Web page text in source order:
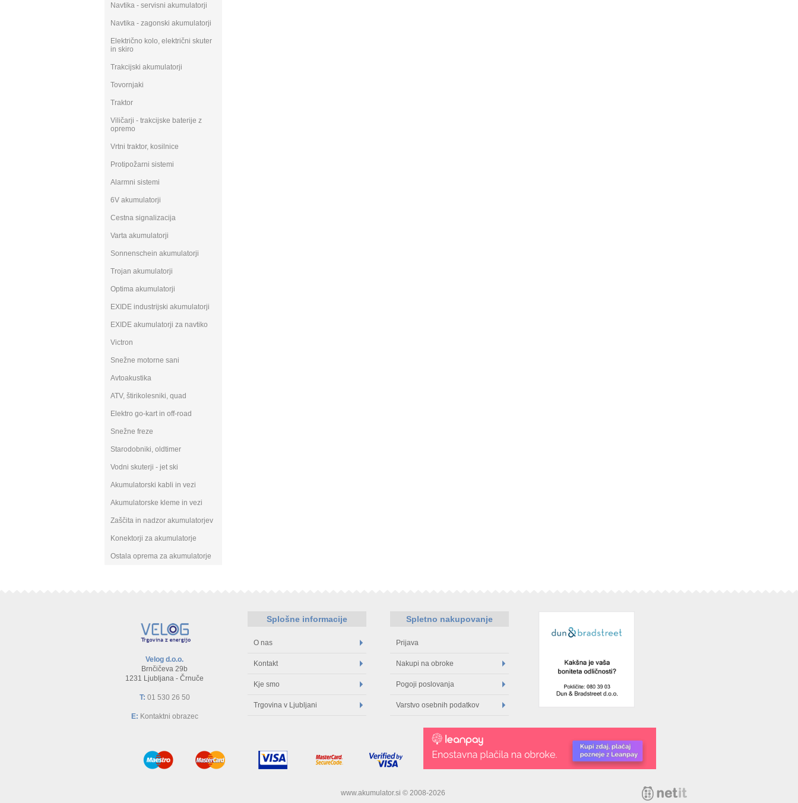
Navtika - servisni akumulatorji
Navtika - zagonski akumulatorji
Električno kolo, električni skuter
in skiro
Trakcijski akumulatorji
Tovornjaki
Traktor
Viličarji - trakcijske baterije z
opremo
Vrtni traktor, kosilnice
Protipožarni sistemi
Alarmni sistemi
6V akumulatorji
Cestna signalizacija
Varta akumulatorji
Sonnenschein akumulatorji
Trojan akumulatorji
Optima akumulatorji
EXIDE industrijski akumulatorji
EXIDE akumulatorji za navtiko
Victron
Snežne motorne sani
Avtoakustika
ATV, štirikolesniki, quad
Elektro go-kart in off-road
Snežne freze
Starodobniki, oldtimer
Vodni skuterji - jet ski
Akumulatorski kabli in vezi
Akumulatorske kleme in vezi
Zaščita in nadzor akumulatorjev
Konektorji za akumulatorje
Ostala oprema za akumulatorje
Velog d.o.o.
Brnčičeva 29b
1231 Ljubljana - Črnuče
T: 01 530 26 50
E: Kontaktni obrazec
Splošne informacije
O nas
Kontakt
Kje smo
Trgovina v Ljubljani
Spletno nakupovanje
Prijava
Nakupi na obroke
Pogoji poslovanja
Varstvo osebnih podatkov
www.akumulator.si © 2008-2026